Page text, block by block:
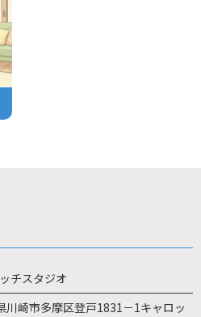
チスタジオ
川崎市多摩区登戸1831－1キャロッ